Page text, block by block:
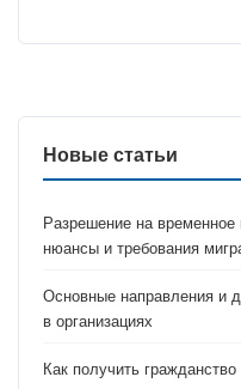
Новые статьи
Разрешение на
нюансы и требования
Основные направления и
в организациях
Как получить